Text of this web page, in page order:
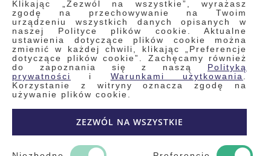
Klikając „Zezwól na wszystkie”, wyrażasz
zgodę na przechowywanie na Twoim
urządzeniu wszystkich danych opisanych w
naszej Polityce plików cookie. Aktualne
ustawienia dotyczące plików cookie można
zmienić w każdej chwili, klikając „Preferencje
dotyczące plików cookie”. Zachęcamy również
do zapoznania się z naszą Polityką
prywatności
i Warunkami użytkowania
Korzystanie z witryny oznacza zgodę na
używanie plików cookie.
ZEZWÓL NA WSZYSTKIE
Regulamin
Polityka prywatności i pliki cookie
Wyszukiwane frazy
Wyszukiwanie zaawansowane
Zamówienia
Skontaktuj się z nami
Odstąp od umowy
Kontakt